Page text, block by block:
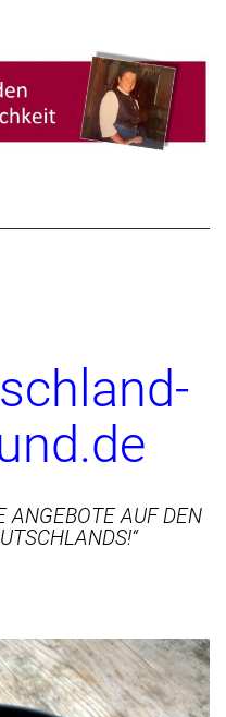
AUF DEN S